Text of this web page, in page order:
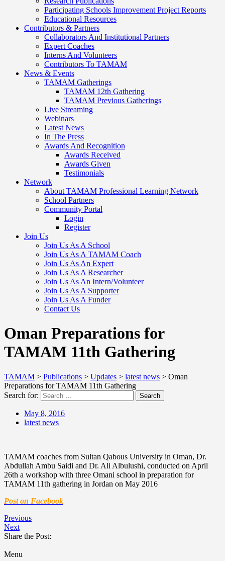
Participating Schools Improvement Project Reports
Educational Resources
Contributors & Partners
Collaborators And Institutional Partners
Expert Coaches
Interns And Volunteers
Contributors To TAMAM
News & Events
TAMAM Gatherings
TAMAM 12th Gathering
TAMAM Previous Gatherings
Live Streaming
Webinars
Latest News
In The Press
Awards And Recognition
Awards Received
Awards Given
Testimonials
Network
About TAMAM Professional Learning Network
School Partners
Community Portal
Login
Register
Join Us
Join Us As A School
Join Us As A TAMAM Coach
Join Us As An Expert
Join Us As A Researcher
Join Us As An Intern/Volunteer
Join Us As A Supporter
Join Us As A Funder
Contact Us
Oman Preparations for
TAMAM 11th Gathering
TAMAM > Publications > Updates > latest news > Oman
Preparations for TAMAM 11th Gathering
Search for:
Search
May 8, 2016
latest news
TAMAM coaches from Sultan Qabous University in Oman, Dr.
Abdullah Ambu Saidi and Dr. Ali Albulushi, conducted on April
26th a workshop with three Omani school in preparation for
TAMAM 11th gathering in Jordan on May 2016
Post on Facebook
Previous
Next
Share the Post:
Menu